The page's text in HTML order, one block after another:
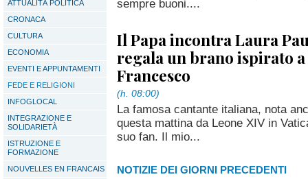
ATTUALITÀ POLITICA
CRONACA
CULTURA
ECONOMIA
EVENTI E APPUNTAMENTI
FEDE E RELIGIONI
INFOGLOCAL
INTEGRAZIONE E
SOLIDARIETÀ
ISTRUZIONE E
FORMAZIONE
NOUVELLES EN FRANCAIS
sempre buoni....
Il Papa incontra Laura
regala un brano ispirato a
Francesco
(h. 08:00)
La famosa cantante italiana, nota
questa mattina da Leone XIV in
suo fan. Il mio...
NOTIZIE DEI GIORNI PRECEDENTI